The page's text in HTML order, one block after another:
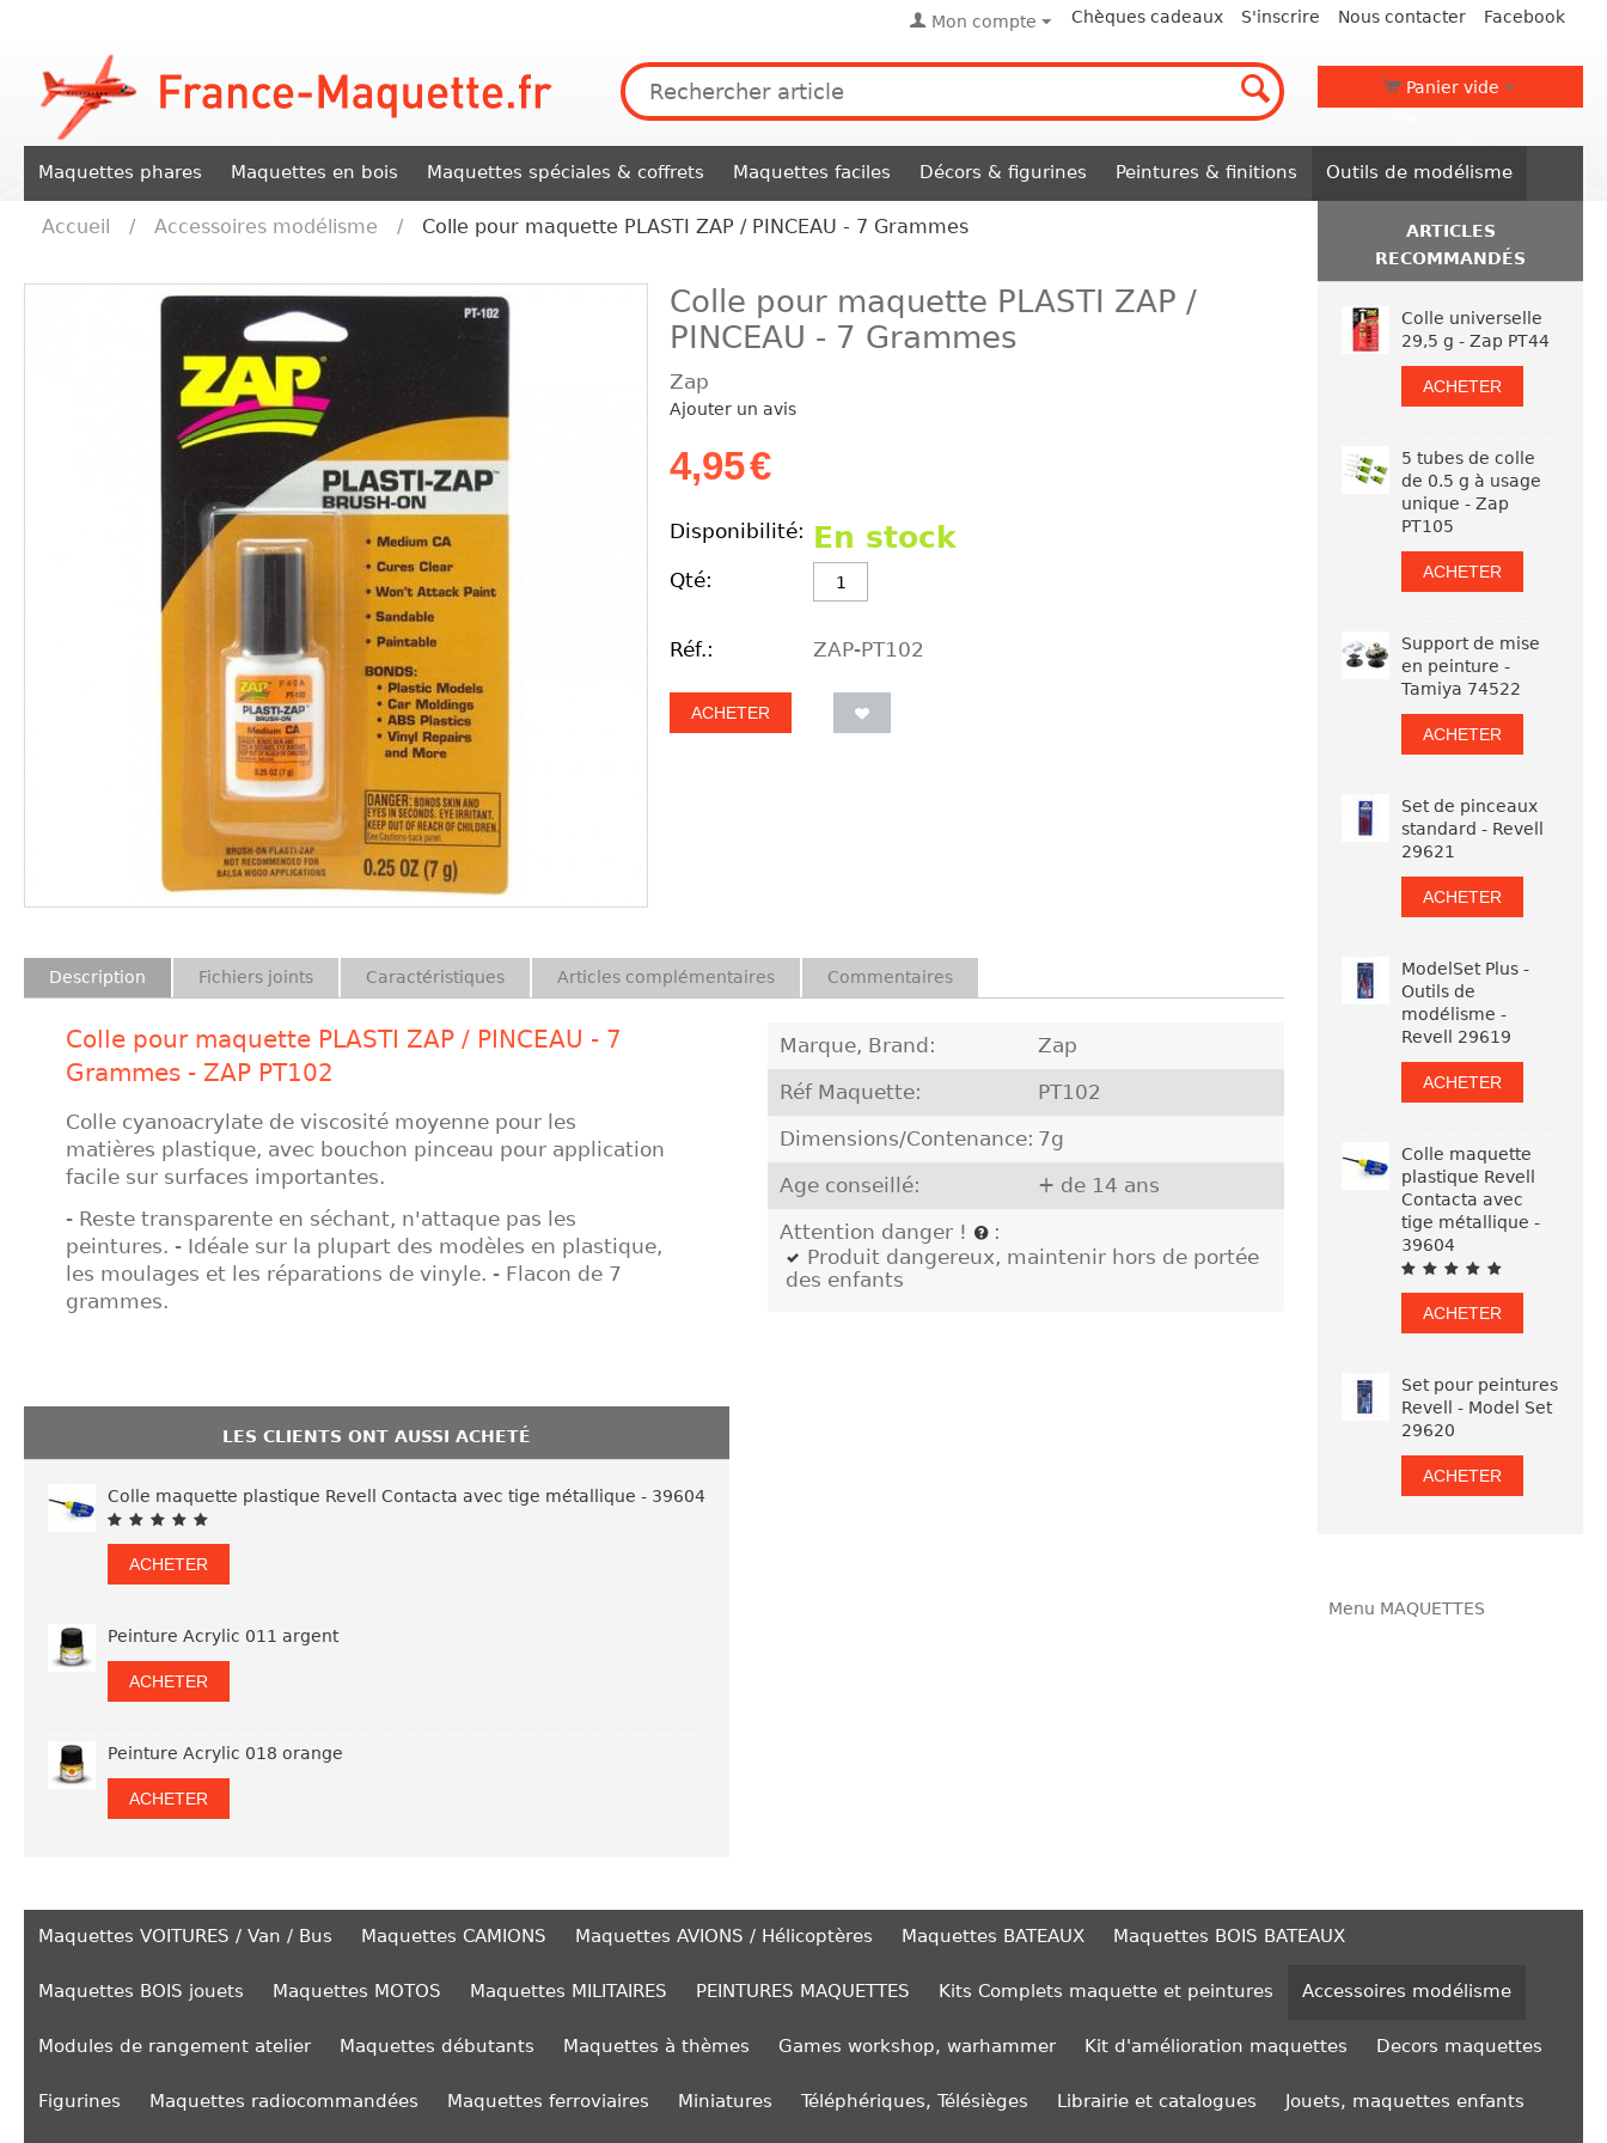
Chèques cadeaux S'inscrire Nous contacter Facebook
Mon compte
Panier vide
Maquettes phares Maquettes en bois Maquettes spéciales & coffrets Maquettes faciles Décors & figurines Peintures & finitions Outils de modélisme
Accueil / Accessoires modélisme / Colle pour maquette PLASTI ZAP / PINCEAU - 7 Grammes
Colle pour maquette PLASTI ZAP /
PINCEAU - 7 Grammes
Zap
Ajouter un avis
4,95€
Disponibilité: En stock
Qté:
Réf.: ZAP-PT102
ACHETER
Description Fichiers joints Caractéristiques Articles complémentaires Commentaires
Colle pour maquette PLASTI ZAP / PINCEAU - 7
Grammes - ZAP PT102
Colle cyanoacrylate de viscosité moyenne pour les
matières plastique, avec bouchon pinceau pour application
facile sur surfaces importantes.
- Reste transparente en séchant, n'attaque pas les
peintures. - Idéale sur la plupart des modèles en plastique,
les moulages et les réparations de vinyle. - Flacon de 7
grammes.
Marque, Brand: Zap
Réf Maquette: PT102
Dimensions/Contenance: 7g
Age conseillé: + de 14 ans
Attention danger !
:
Produit dangereux, maintenir hors de portée
des enfants
LES CLIENTS ONT AUSSI ACHETÉ
Colle maquette plastique Revell Contacta avec tige métallique - 39604
ACHETER
Peinture Acrylic 011 argent
ACHETER
Peinture Acrylic 018 orange
ACHETER
ARTICLES
RECOMMANDÉS
Colle universelle
29,5 g - Zap PT44
ACHETER
5 tubes de colle
de 0.5 g à usage
unique - Zap
PT105
ACHETER
Support de mise
en peinture -
Tamiya 74522
ACHETER
Set de pinceaux
standard - Revell
29621
ACHETER
ModelSet Plus -
Outils de
modélisme -
Revell 29619
ACHETER
Colle maquette
plastique Revell
Contacta avec
tige métallique -
39604
ACHETER
Set pour peintures
Revell - Model Set
29620
ACHETER
Menu MAQUETTES
Maquettes VOITURES / Van / Bus Maquettes CAMIONS Maquettes AVIONS / Hélicoptères Maquettes BATEAUX Maquettes BOIS BATEAUX
Maquettes BOIS jouets Maquettes MOTOS Maquettes MILITAIRES PEINTURES MAQUETTES Kits Complets maquette et peintures Accessoires modélisme
Modules de rangement atelier Maquettes débutants Maquettes à thèmes Games workshop, warhammer Kit d'amélioration maquettes Decors maquettes
Figurines Maquettes radiocommandées Maquettes ferroviaires Miniatures Téléphériques, Télésièges Librairie et catalogues Jouets, maquettes enfants